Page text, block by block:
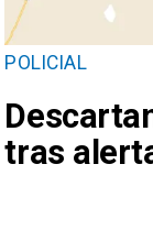
POLICIAL
tras